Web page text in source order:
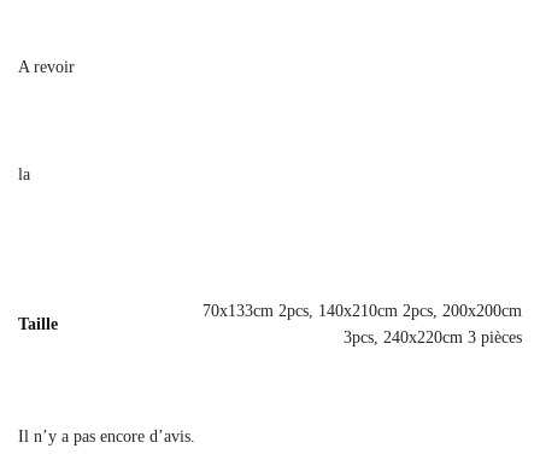
A revoir
la
Taille
70x133cm 2pcs, 140x210cm 2pcs, 200x200cm
3pcs, 240x220cm 3 pièces
Il n’y a pas encore d’avis.